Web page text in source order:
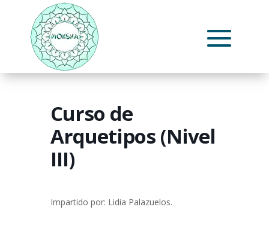
Curso de
Arquetipos (Nivel
III)
Impartido por: Lidia Palazuelos.